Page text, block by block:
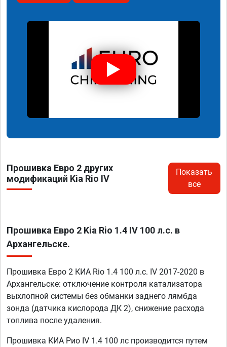
Прошивка Евро 2 других
модификаций Kia Rio IV
Показать
все
Прошивка Евро 2 Kia Rio 1.4 IV 100 л.с. в
Архангельске.
Прошивка Евро 2 КИА Rio 1.4 100 л.с. IV 2017-2020 в
Архангельске: отключение контроля катализатора
выхлопной системы без обманки заднего лямбда
зонда (датчика кислорода ДК 2), снижение расхода
топлива после удаления.
Прошивка КИА Рио IV 1.4 100 лс производится путем